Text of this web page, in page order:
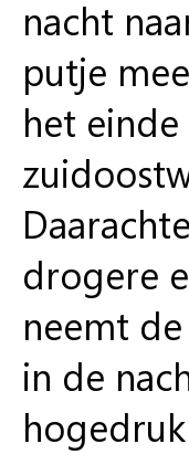
nacht
putje
het
drogere
neemt
in de